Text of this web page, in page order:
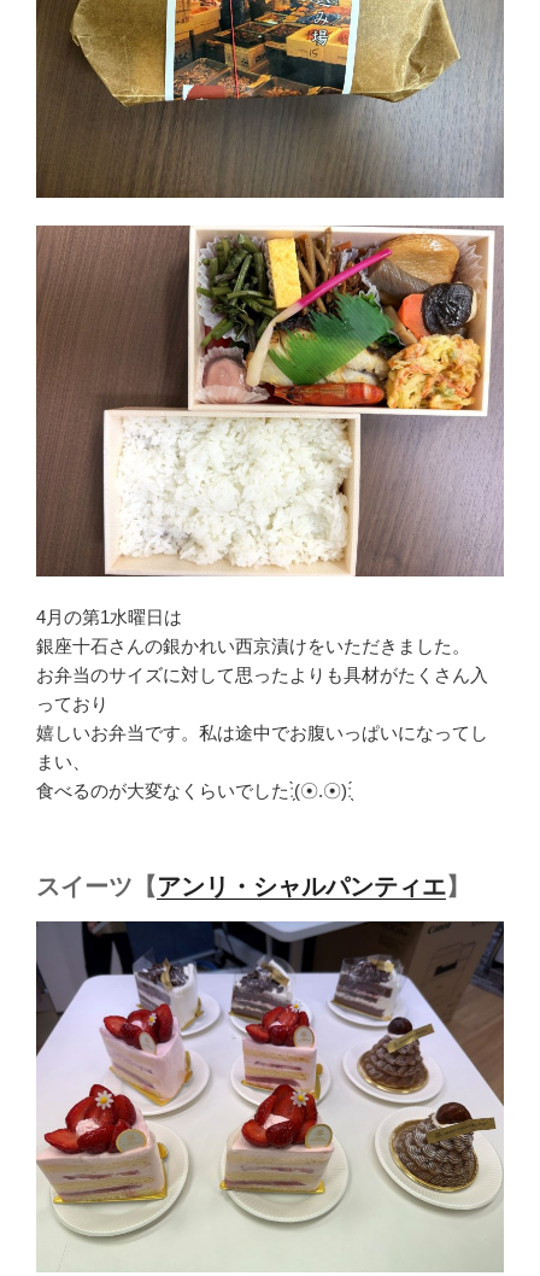
4月の第1水曜日は
銀座十石さんの銀かれい西京漬けをいただきました。
お弁当のサイズに対して思ったよりも具材がたくさん入
っており
嬉しいお弁当です。私は途中でお腹いっぱいになってし
まい、
食べるのが大変なくらいでしたː̗̀(☉.☉)ː̖́
スイーツ【アンリ・シャルパンティエ】